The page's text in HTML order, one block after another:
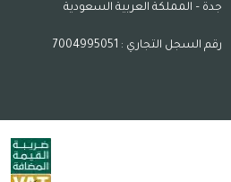
جدة – المملكة العربية السعودية
رقم السجل التجاري : 7004995051